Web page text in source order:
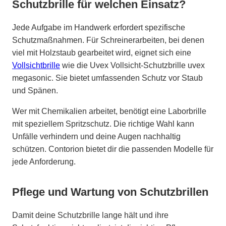
Schutzbrille für welchen Einsatz?
Jede Aufgabe im Handwerk erfordert spezifische
Schutzmaßnahmen. Für Schreinerarbeiten, bei denen
viel mit Holzstaub gearbeitet wird, eignet sich eine
Vollsichtbrille wie die Uvex Vollsicht-Schutzbrille uvex
megasonic. Sie bietet umfassenden Schutz vor Staub
und Spänen.
Wer mit Chemikalien arbeitet, benötigt eine Laborbrille
mit speziellem Spritzschutz. Die richtige Wahl kann
Unfälle verhindern und deine Augen nachhaltig
schützen. Contorion bietet dir die passenden Modelle für
jede Anforderung.
Pflege und Wartung von Schutzbrillen
Damit deine Schutzbrille lange hält und ihre